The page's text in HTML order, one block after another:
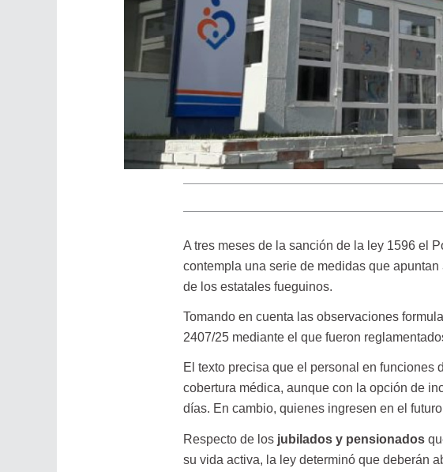
A tres meses de la sanción de la ley 1596 el
contempla una serie de medidas que
de los estatales fueguinos.
Tomando en cuenta las observaciones
2407/25 mediante el que fueron
El texto precisa que el personal en funciones
cobertura médica, aunque con la opción de
días. En cambio, quienes ingresen en el
Respecto de los jubilados y pensionados
su vida activa, la ley determinó que deberán